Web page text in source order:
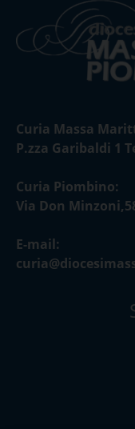
Curia Massa
P.zza Garibaldi 1
Curia Piombino:
Via Don
E-mail: